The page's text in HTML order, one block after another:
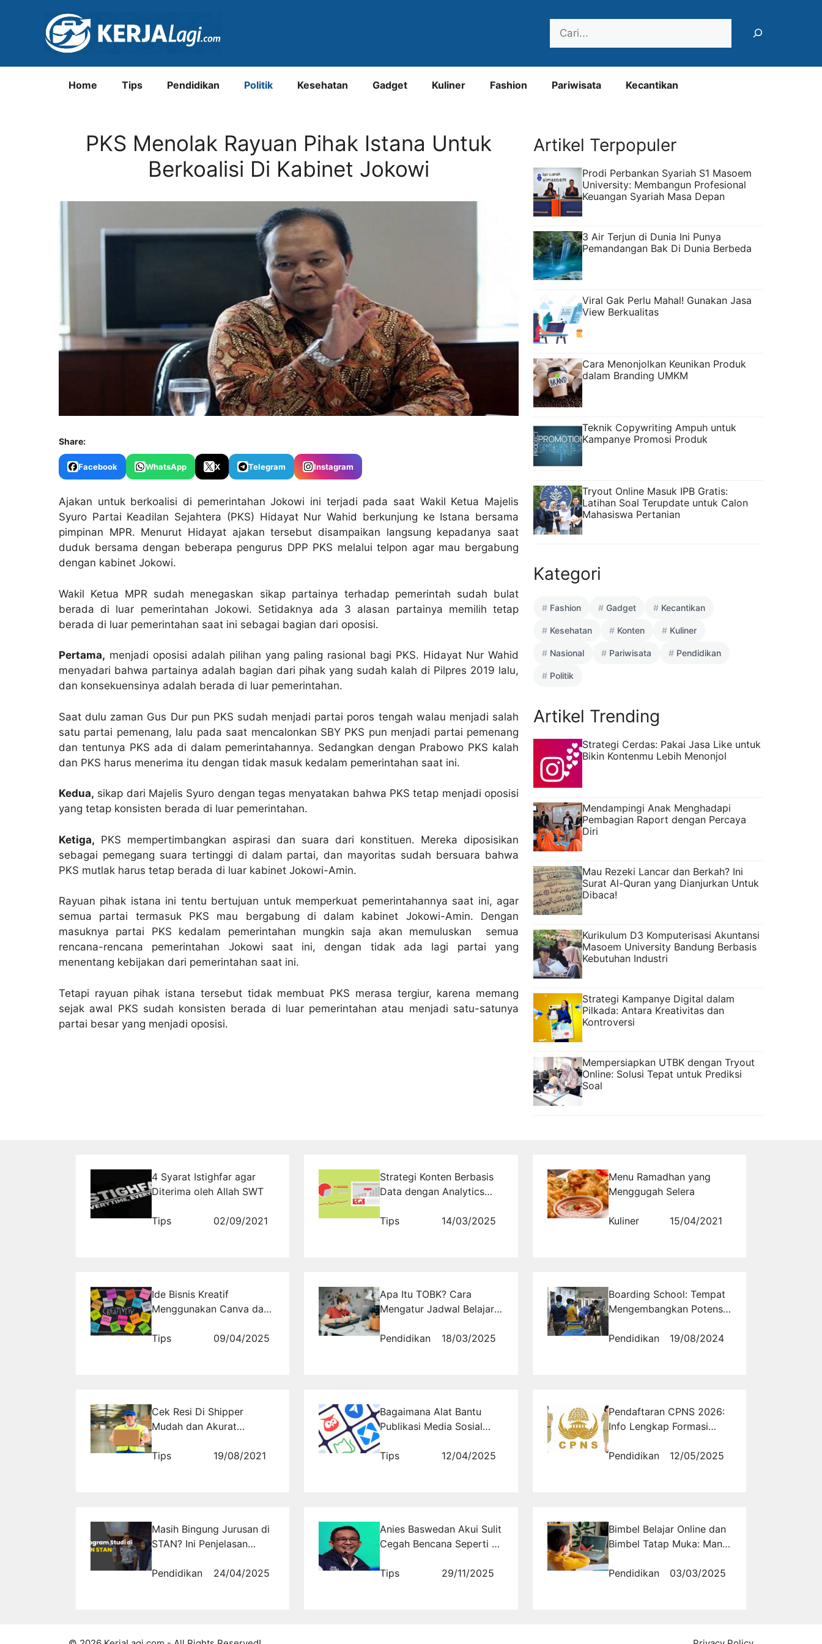
Home Tips Pendidikan Politik Kesehatan Gadget Kuliner Fashion Pariwisata Kecantikan
PKS Menolak Rayuan Pihak Istana Untuk
Berkoalisi Di Kabinet Jokowi
Share:
Facebook WhatsApp X Telegram Instagram
Ajakan untuk berkoalisi di pemerintahan Jokowi ini terjadi pada saat Wakil Ketua Majelis
Syuro Partai Keadilan Sejahtera (PKS) Hidayat Nur Wahid berkunjung ke Istana bersama
pimpinan MPR. Menurut Hidayat ajakan tersebut disampaikan langsung kepadanya saat
duduk bersama dengan beberapa pengurus DPP PKS melalui telpon agar mau bergabung
dengan kabinet Jokowi.
Wakil Ketua MPR sudah menegaskan sikap partainya terhadap pemerintah sudah bulat
berada di luar pemerintahan Jokowi. Setidaknya ada 3 alasan partainya memilih tetap
berada di luar pemerintahan saat ini sebagai bagian dari oposisi.
Pertama, menjadi oposisi adalah pilihan yang paling rasional bagi PKS. Hidayat Nur Wahid
menyadari bahwa partainya adalah bagian dari pihak yang sudah kalah di Pilpres 2019 lalu,
dan konsekuensinya adalah berada di luar pemerintahan.
Saat dulu zaman Gus Dur pun PKS sudah menjadi partai poros tengah walau menjadi salah
satu partai pemenang, lalu pada saat mencalonkan SBY PKS pun menjadi partai pemenang
dan tentunya PKS ada di dalam pemerintahannya. Sedangkan dengan Prabowo PKS kalah
dan PKS harus menerima itu dengan tidak masuk kedalam pemerintahan saat ini.
Kedua, sikap dari Majelis Syuro dengan tegas menyatakan bahwa PKS tetap menjadi oposisi
yang tetap konsisten berada di luar pemerintahan.
Ketiga, PKS mempertimbangkan aspirasi dan suara dari konstituen. Mereka diposisikan
sebagai pemegang suara tertinggi di dalam partai, dan mayoritas sudah bersuara bahwa
PKS mutlak harus tetap berada di luar kabinet Jokowi-Amin.
Rayuan pihak istana ini tentu bertujuan untuk memperkuat pemerintahannya saat ini, agar
semua partai termasuk PKS mau bergabung di dalam kabinet Jokowi-Amin. Dengan
masuknya partai PKS kedalam pemerintahan mungkin saja akan memuluskan semua
rencana-rencana pemerintahan Jokowi saat ini, dengan tidak ada lagi partai yang
menentang kebijakan dari pemerintahan saat ini.
Tetapi rayuan pihak istana tersebut tidak membuat PKS merasa tergiur, karena memang
sejak awal PKS sudah konsisten berada di luar pemerintahan atau menjadi satu-satunya
partai besar yang menjadi oposisi.
Artikel Terpopuler
Prodi Perbankan Syariah S1 Masoem
University: Membangun Profesional
Keuangan Syariah Masa Depan
3 Air Terjun di Dunia Ini Punya
Pemandangan Bak Di Dunia Berbeda
Viral Gak Perlu Mahal! Gunakan Jasa
View Berkualitas
Cara Menonjolkan Keunikan Produk
dalam Branding UMKM
Teknik Copywriting Ampuh untuk
Kampanye Promosi Produk
Tryout Online Masuk IPB Gratis:
Latihan Soal Terupdate untuk Calon
Mahasiswa Pertanian
Kategori
Fashion Gadget Kecantikan
Kesehatan Konten Kuliner
Nasional Pariwisata Pendidikan
Politik
Artikel Trending
Strategi Cerdas: Pakai Jasa Like untuk
Bikin Kontenmu Lebih Menonjol
Mendampingi Anak Menghadapi
Pembagian Raport dengan Percaya
Diri
Mau Rezeki Lancar dan Berkah? Ini
Surat Al-Quran yang Dianjurkan Untuk
Dibaca!
Kurikulum D3 Komputerisasi Akuntansi
Masoem University Bandung Berbasis
Kebutuhan Industri
Strategi Kampanye Digital dalam
Pilkada: Antara Kreativitas dan
Kontroversi
Mempersiapkan UTBK dengan Tryout
Online: Solusi Tepat untuk Prediksi
Soal
4 Syarat Istighfar agar
Diterima oleh Allah SWT
Tips 02/09/2021
Strategi Konten Berbasis
Data dengan Analytics
Tips
14/03/2025
Menu Ramadhan yang
Menggugah Selera
Kuliner 15/04/2021
Ide Bisnis Kreatif
Menggunakan Canva dan
Tips
09/04/2025
Apa Itu TOBK? Cara
Mengatur Jadwal Belajar
Pendidikan
18/03/2025
Boarding School: Tempat
Mengembangkan Potensi
di Berbagai Bidang
Pendidikan
19/08/2024
Cek Resi Di Shipper
Mudah dan Akurat
Lancar
Tips 19/08/2021
Bagaimana Alat Bantu
Publikasi Media Sosial
Lebih Produktif
Tips 12/04/2025
Pendaftaran CPNS 2026:
Info Lengkap Formasi
untuk Lulusan SMA hingga
S2
Pendidikan 12/05/2025
Masih Bingung Jurusan di
STAN? Ini Penjelasan
Pendidikan
24/04/2025
Anies Baswedan Akui Sulit
Cegah Bencana Seperti di
Risiko Bisa Dikurangi
Tips 29/11/2025
Bimbel Belajar Online dan
Bimbel Tatap Muka: Mana
yang Lebih Efektif?
Pendidikan
03/03/2025